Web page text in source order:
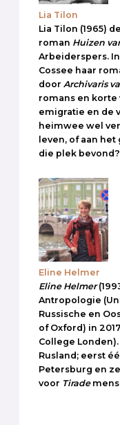
Lia Tilon
Lia Tilon (1965)
roman Huizen
Arbeiderspers.
Cossee haar
door Archivaris
romans en korte
emigratie en de
heimwee wel
leven, of aan
die plek
Eline Helmer
Eline Helmer
Antropologie
Russische en
of Oxford) in
College
Rusland; eerst
Petersburg en
voor Tirade